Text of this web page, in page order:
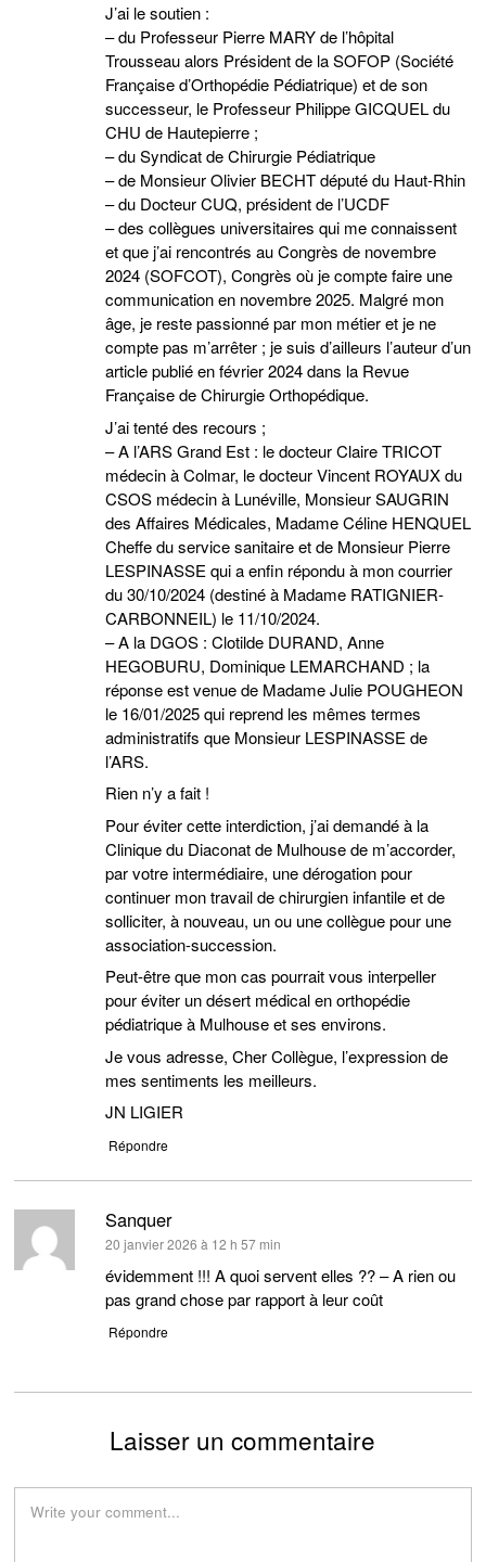
J’ai le soutien :
– du Professeur Pierre MARY de l’hôpital
Trousseau alors Président de la SOFOP (Société
Française d’Orthopédie Pédiatrique) et de son
successeur, le Professeur Philippe GICQUEL du
CHU de Hautepierre ;
– du Syndicat de Chirurgie Pédiatrique
– de Monsieur Olivier BECHT député du Haut-Rhin
– du Docteur CUQ, président de l’UCDF
– des collègues universitaires qui me connaissent
et que j’ai rencontrés au Congrès de novembre
2024 (SOFCOT), Congrès où je compte faire une
communication en novembre 2025. Malgré mon
âge, je reste passionné par mon métier et je ne
compte pas m’arrêter ; je suis d’ailleurs l’auteur d’un
article publié en février 2024 dans la Revue
Française de Chirurgie Orthopédique.
J’ai tenté des recours ;
– A l’ARS Grand Est : le docteur Claire TRICOT
médecin à Colmar, le docteur Vincent ROYAUX du
CSOS médecin à Lunéville, Monsieur SAUGRIN
des Affaires Médicales, Madame Céline HENQUEL
Cheffe du service sanitaire et de Monsieur Pierre
LESPINASSE qui a enfin répondu à mon courrier
du 30/10/2024 (destiné à Madame RATIGNIER-
CARBONNEIL) le 11/10/2024.
– A la DGOS : Clotilde DURAND, Anne
HEGOBURU, Dominique LEMARCHAND ; la
réponse est venue de Madame Julie POUGHEON
le 16/01/2025 qui reprend les mêmes termes
administratifs que Monsieur LESPINASSE de
l’ARS.
Rien n’y a fait !
Pour éviter cette interdiction, j’ai demandé à la
Clinique du Diaconat de Mulhouse de m’accorder,
par votre intermédiaire, une dérogation pour
continuer mon travail de chirurgien infantile et de
solliciter, à nouveau, un ou une collègue pour une
association-succession.
Peut-être que mon cas pourrait vous interpeller
pour éviter un désert médical en orthopédie
pédiatrique à Mulhouse et ses environs.
Je vous adresse, Cher Collègue, l’expression de
mes sentiments les meilleurs.
JN LIGIER
Répondre
Sanquer
dit :
20 janvier 2026 à 12 h 57 min
évidemment !!! A quoi servent elles ?? – A rien ou
pas grand chose par rapport à leur coût
Répondre
Laisser un commentaire